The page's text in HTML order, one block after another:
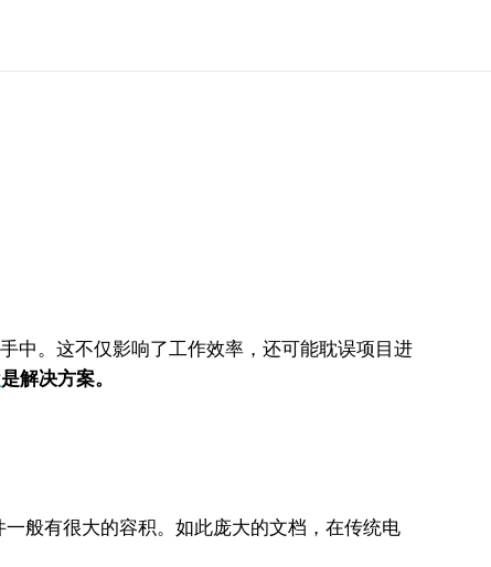
中。这不仅影响了工作效率，还可能耽误项目进
是解决方案。
般有很大的容积。如此庞大的文档，在传统电